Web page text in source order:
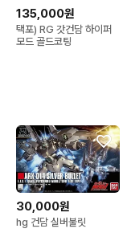
135,000원
택포) RG 갓건담 하이퍼
모드 골드코팅
30,000원
hg 건담 실버불릿